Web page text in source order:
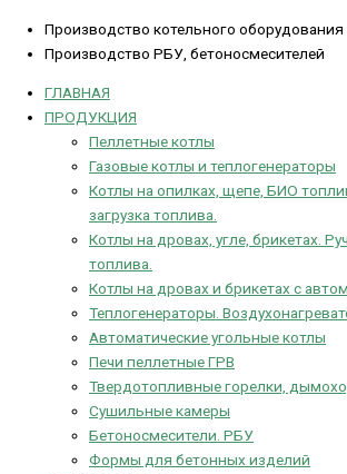
Производство котельного оборудования
Производство РБУ, бетоносмесителей
ГЛАВНАЯ
ПРОДУКЦИЯ
Пеллетные котлы
Газовые котлы и теплогенераторы
Котлы на опилках, щепе, БИО
загрузка топлива.
Котлы на дровах, угле, брикетах.
топлива.
Котлы на дровах и брикетах с
Теплогенераторы.
Автоматические угольные котлы
Печи пеллетные ГРВ
Твердотопливные горелки,
Сушильные камеры
Бетоносмесители. РБУ
Формы для бетонных изделий